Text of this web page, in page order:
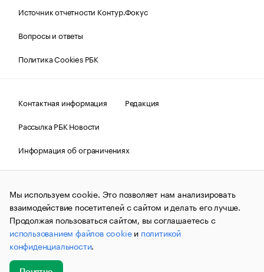
Источник отчетности Контур.Фокус
Вопросы и ответы
Политика Cookies РБК
Контактная информация
Редакция
Рассылка РБК Новости
Информация об ограничениях
Правовая информация
О соблюдении авторских прав
© АО «РОСБИЗНЕСКОНСАЛТИНГ»,1995–2026.Сообщения
и материалы информационного агентства «РБК»
(зарегистрировано Федеральной службой по надзору в сфере
связи, информационных технологий и массовых
коммуникаций (Роскомнадзор) 09.12.2015 за номером ИА
№ФС77-63848) сопровождаются пометкой «РБК». Отдельные
публикации могут содержать информацию,
не предназначенную для пользователей
Мы используем cookie. Это позволяет нам анализировать
взаимодействие посетителей с сайтом и делать его лучше.
Продолжая пользоваться сайтом, вы соглашаетесь с
использованием файлов cookieи политикой
конфиденциальности.